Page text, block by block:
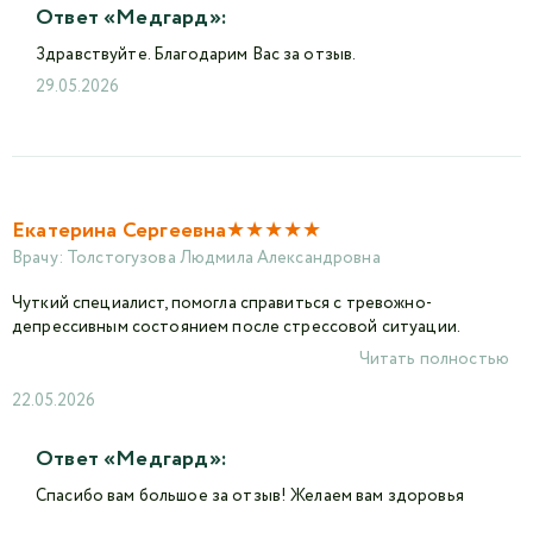
Ответ «Медгард»:
Здравствуйте. Благодарим Вас за отзыв.
29.05.2026
Екатерина Сергеевна★★★★★
Врачу: Толстогузова Людмила Александровна
Чуткий специалист, помогла справиться с тревожно-
депрессивным состоянием после стрессовой ситуации.
22.05.2026
Читать полностью
Ответ «Медгард»:
Спасибо вам большое за отзыв! Желаем вам здоровья